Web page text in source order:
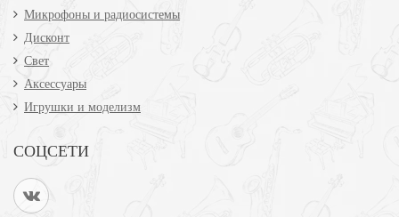
Микрофоны и радиосистемы
Дисконт
Свет
Аксессуары
Игрушки и моделизм
СОЦСЕТИ